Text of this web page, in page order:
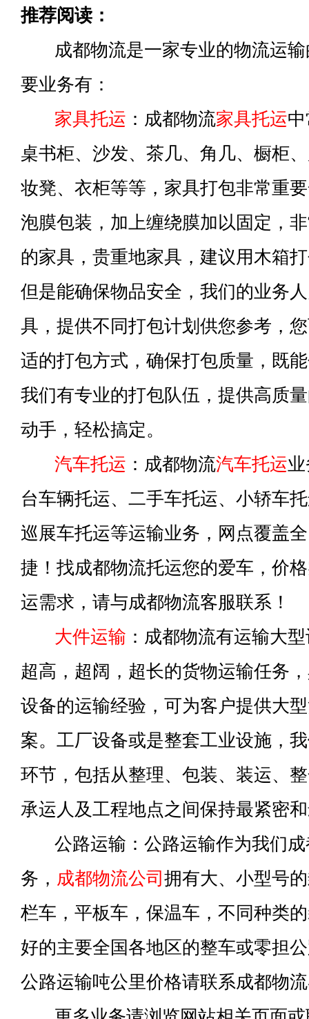
推荐阅读：
成都物流是一家专业的物流运输
要业务有：
家具托运 ：成都物流家具托运
桌书柜、沙发、茶几、角几、橱柜
妆凳、衣柜等等，家具打包非常重
泡膜包装，加上缠绕膜加以固定，
的家具，贵重地家具，建议用木箱
但是能确保物品安全，我们的业务
具，提供不同打包计划供您参考，
适的打包方式，确保打包质量，既
我们有专业的打包队伍，提供高质
动手，轻松搞定。
汽车托运 ：成都物流汽车托运
台车辆托运、二手车托运、小轿车
巡展车托运等运输业务，网点覆盖
捷！找成都物流托运您的爱车，价
运需求，请与成都物流客服联系！
大件运输 ：成都物流有运输大
超高，超阔，超长的货物运输任务
设备的运输经验，可为客户提供大
案。工厂设备或是整套工业设施，
环节，包括从整理、包装、装运、
承运人及工程地点之间保持最紧密
公路运输：公路运输作为我们成
务， 成都物流公司 拥有大、小型号
栏车，平板车，保温车，不同种类
好的主要全国各地区的整车或零担
公路运输吨公里价格请联系成都物